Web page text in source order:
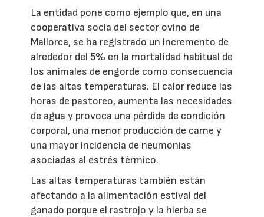
La entidad pone como ejemplo que, en una
cooperativa socia del sector ovino de
Mallorca, se ha registrado un incremento de
alrededor del 5% en la mortalidad habitual de
los animales de engorde como consecuencia
de las altas temperaturas. El calor reduce las
horas de pastoreo, aumenta las necesidades
de agua y provoca una pérdida de condición
corporal, una menor producción de carne y
una mayor incidencia de neumonías
asociadas al estrés térmico.
Las altas temperaturas también están
afectando a la alimentación estival del
ganado porque el rastrojo y la hierba se